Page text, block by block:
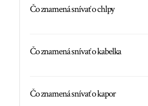
Čo znamená snívať o chlpy
Čo znamená snívať o kabelka
Čo znamená snívať o kapor